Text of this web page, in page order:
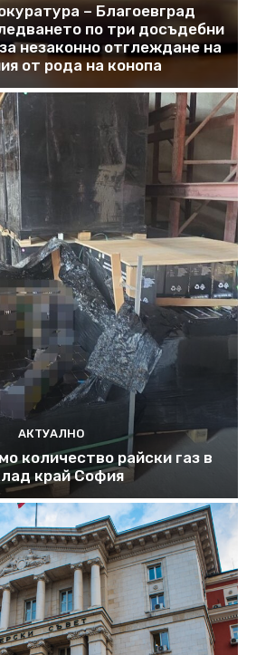
– Благоевград
по три досъдебни
незаконно отглеждане на
от рода на конопа
АКТУАЛНО
количество райски газ в
край София